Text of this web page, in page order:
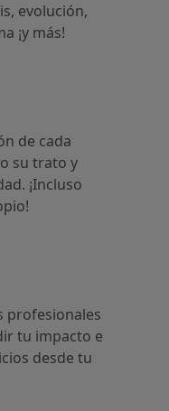
evolución,
¡y más!
de cada
su trato y
¡Incluso
profesionales
tu impacto e
desde tu